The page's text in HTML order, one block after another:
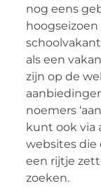
nog eens
als een
zijn op de
noemers
kunt ook via
websites die
een rijtje
zoeken.